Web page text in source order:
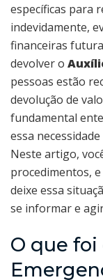
específicas para
indevidamente,
financeiras
devolver o
pessoas estão
devolução de
fundamental
essa
Neste artigo,
procedimentos,
deixe essa
se informar e
O que